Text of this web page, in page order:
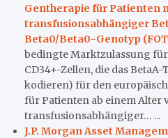
Gentherapie für Patienten
transfusionsabhängiger
Beta0/Beta0-Genotyp
bedingte Marktzulassung
CD34+-Zellen, die das
kodieren) für den
für Patienten ab einem Alter
transfusionsabhängiger… ...
J.P. Morgan Asset